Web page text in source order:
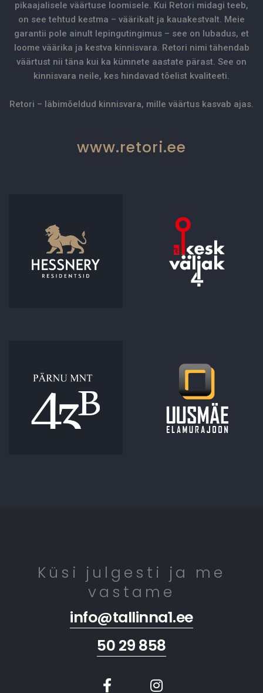
pikaajalisele väärtuse loomisele. Kui Retori midagi teeb,
on see tehtud kestma – väärikalt ja kauakestvalt. Meie
garantii pole ainult lepingutingimus – see on lubadus, et
loome väärika ja kestva kinnisvara. Retori nimi tähendab
väärtust nii täna kui ka kümnete aastate pärast. See on
kinnisvara neile, kes hindavad tõelist kvaliteeti.
Retori – läbimõeldud kinnisvara, mille väärtus kasvab ajas.
www.retori.ee
Küsi julgesti ja me
vastame
info@tallinna1.ee
50 29 858